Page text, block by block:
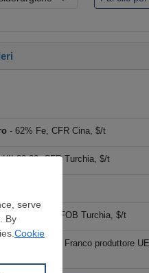
- 62% Fe, CFR Cina, $/t
II 80:20, CFR Turchia, $/t
armato - FOB Turchia, $/t
- Franco produttore